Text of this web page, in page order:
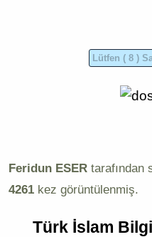
Feridun ESER tarafından
4261 kez görüntülenmiş.
Türk İslam